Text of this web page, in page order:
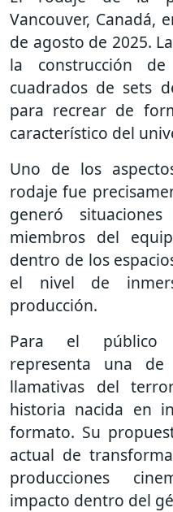
Vancouver, Canadá,
de agosto de 2025.
la construcción
cuadrados de sets
para recrear de
característico del
Uno de los
rodaje fue
generó
miembros del
dentro de los
el nivel de
producción.
Para el público
representa una de
llamativas del
historia nacida en
formato. Su
actual de
producciones
impacto dentro del